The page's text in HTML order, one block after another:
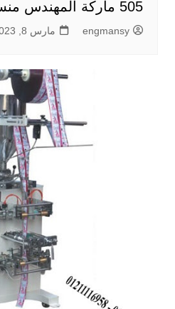
505 ماركة المهندس منسى
engmansy مارس 8, 2023